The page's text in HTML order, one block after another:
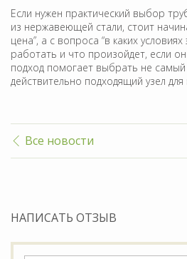
Если нужен практический выбор
из нержавеющей стали, стоит
цена”, а с вопроса “в каких
работать и что произойдет, если
подход помогает выбрать не
действительно подходящий узел для
Все новости
НАПИСАТЬ ОТЗЫВ